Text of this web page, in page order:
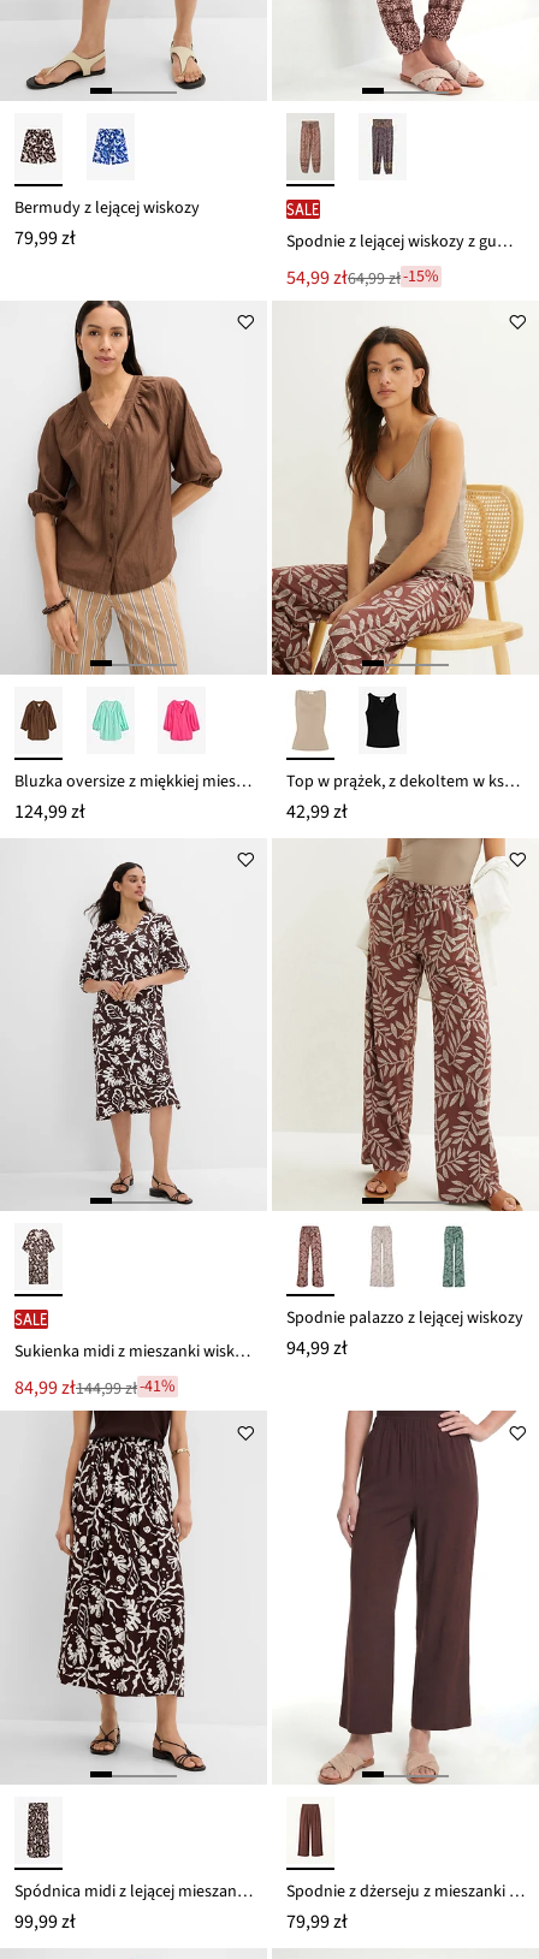
Bermudy z lejącej wiskozy
79,99 zł
SALE
Spodnie z lejącej wiskozy z gumką w talii
Nowa
cena
54,99 zł
Przeceniono
64,99 zł-15%
Bluzka oversize z miękkiej mieszanki wiskozy
124,99 zł
Top w prążek, z dekoltem w kształcie serca
42,99 zł
SALE
Sukienka midi z mieszanki wiskozy
Nowa
cena
84,99 zł
Przeceniono
144,99 zł
144,99 zł-41%
Spodnie palazzo z lejącej wiskozy
94,99 zł
Spódnica midi z lejącej mieszanki wiskozy
99,99 zł
Spodnie z dżerseju z mieszanki wiskozy
79,99 zł